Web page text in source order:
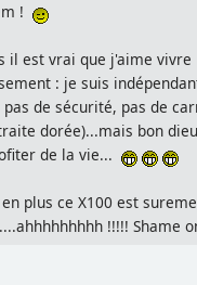
!
il est vrai que j'aime vivre
: je suis
pas de sécurité, pas de
dorée)...mais bon
de la vie...
plus ce X100 est
!!!!! Shame